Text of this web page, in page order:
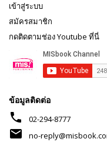
เข้าสู่ระบบ
สมัครสมาชิก
กดติดตามช่อง Youtube ที่นี่
ข้อมูลติดต่อ
phone 02-294-8777
mail
no-